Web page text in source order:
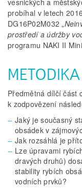
vesnických a
probíhal v letech
DG16P02M032 „
prostředí a údržby
programu NAKI II
METODIKA
Předmětná dílčí část
k zodpovězení
Jaký je současný
obsádek v
Jak rozsáhlá je
Lze úpravami
dravých druhů)
stability rybích
vodních prvků?